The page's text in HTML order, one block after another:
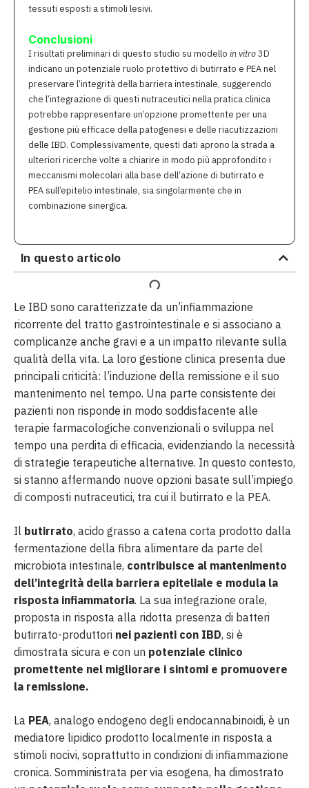
tessuti esposti a stimoli lesivi.
Conclusioni
I risultati preliminari di questo studio su modello in vitro3D
indicano un potenziale ruolo protettivo di butirrato e PEA nel
preservare l’integrità della barriera intestinale, suggerendo
che l’integrazione di questi nutraceutici nella pratica clinica
potrebbe rappresentare un’opzione promettente per una
gestione più efficace della patogenesi e delle riacutizzazioni
delle IBD. Complessivamente, questi dati aprono la strada a
ulteriori ricerche volte a chiarire in modo più approfondito i
meccanismi molecolari alla base dell’azione di butirrato e
PEA sull’epitelio intestinale, sia singolarmente che in
combinazione sinergica.
In questo articolo
Le IBD sono caratterizzate da un’infiammazione
ricorrente del tratto gastrointestinale e si associano a
complicanze anche gravi e a un impatto rilevante sulla
qualità della vita. La loro gestione clinica presenta due
principali criticità: l’induzione della remissione e il suo
mantenimento nel tempo. Una parte consistente dei
pazienti non risponde in modo soddisfacente alle
terapie farmacologiche convenzionali o sviluppa nel
tempo una perdita di efficacia, evidenziando la necessità
di strategie terapeutiche alternative. In questo contesto,
si stanno affermando nuove opzioni basate sull’impiego
di composti nutraceutici, tra cui il butirrato e la PEA.
Il butirrato, acido grasso a catena corta prodotto dalla
fermentazione della fibra alimentare da parte del
microbiota intestinale, contribuisce al mantenimento
dell’integrità della barriera epiteliale e modula la
risposta infiammatoria. La sua integrazione orale,
proposta in risposta alla ridotta presenza di batteri
butirrato-produttori nei pazienti con IBD, si è
dimostrata sicura e con un potenziale clinico
promettente nel migliorare i sintomi e promuovere
la remissione.
La PEA, analogo endogeno degli endocannabinoidi, è un
mediatore lipidico prodotto localmente in risposta a
stimoli nocivi, soprattutto in condizioni di infiammazione
cronica. Somministrata per via esogena, ha dimostrato